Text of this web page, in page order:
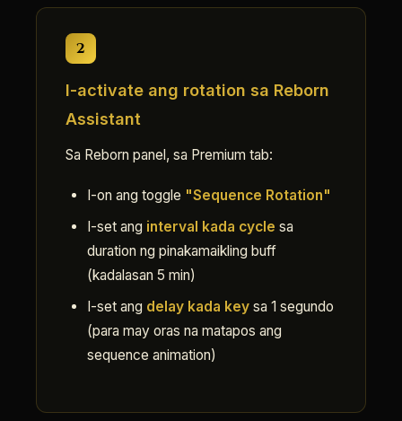
2
I-activate ang rotation sa Reborn
Assistant
Sa Reborn panel, sa Premium tab:
I-on ang toggle "Sequence Rotation"
I-set ang interval kada cycle sa
duration ng pinakamaikling buff
(kadalasan 5 min)
I-set ang delay kada key sa 1 segundo
(para may oras na matapos ang
sequence animation)